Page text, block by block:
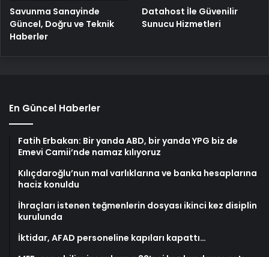
Savunma Sanayinde
Güncel, Doğru ve Teknik
Haberler
Datahost İle Güvenilir
Sunucu Hizmetleri
En Güncel Haberler
Fatih Erbakan: Bir yanda ABD, bir yanda YPG biz de
Emevi Camii’nde namaz kılıyoruz
Kılıçdaroğlu’nun mal varlıklarına ve banka hesaplarına
haciz konuldu
İhraçları istenen teğmenlerin dosyası ikinci kez disiplin
kurulunda
İktidar, AFAD personeline kapıları kapattı…